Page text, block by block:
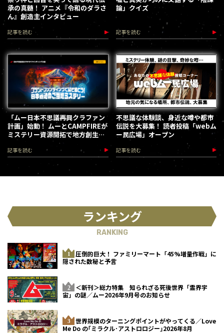
承の真髄！ アニメ『令和のダラさ
ん』創造主インタビュー
記事を読む
論」クイズ
記事を読む
「ムー日本不思議再興クラファン
計画」始動！ ムーとCAMPFIREが
ミステリー資源開拓で地方創生を
記事を読む
不思議な体験談、身近な噂や都市
伝説を大募集！ 読者投稿「webム
ー民広場」オープン
記事を読む
ランキング
RANKING
圧倒的巨大！ ファミリーマート「45%増量作戦」に
隠された数秘と予言
＜新刊＞総力特集 知られざる死後世界「霊界宇
宙」の謎／ムー2026年9月号のお知らせ
世界規模のターニングポイントがやってくる／Love
Me Do の｢ミラクル･アストロロジー｣2026年8月